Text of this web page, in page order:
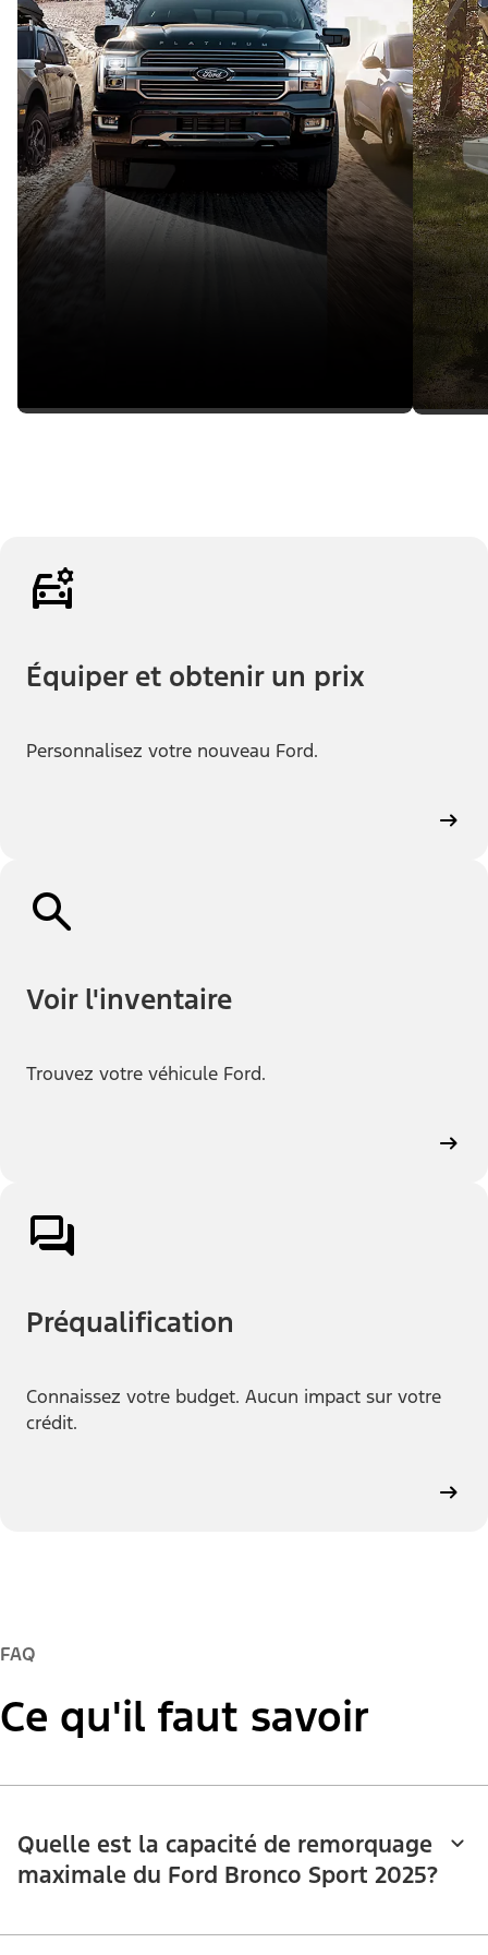
Équiper et obtenir un prix
Personnalisez votre nouveau Ford.
Voir l'inventaire
Trouvez votre véhicule Ford.
Préqualification
Connaissez votre budget. Aucun impact sur votre
crédit.
FAQ
Ce qu'il faut savoir
Quelle est la capacité de remorquage
maximale du Ford Bronco Sport 2025?